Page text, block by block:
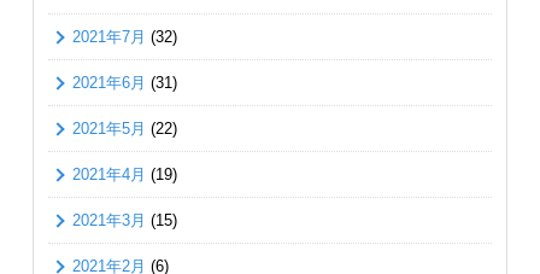
2021年7月 (32)
2021年6月 (31)
2021年5月 (22)
2021年4月 (19)
2021年3月 (15)
2021年2月 (6)